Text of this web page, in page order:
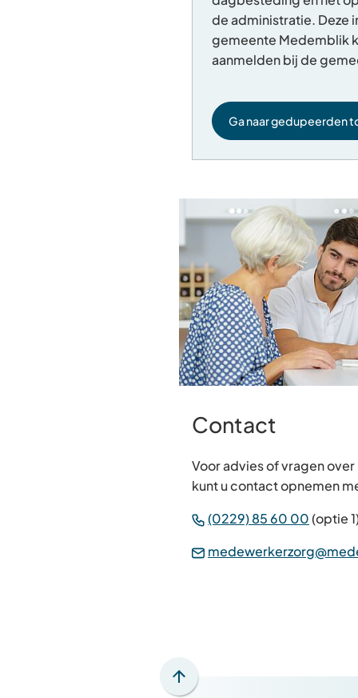
de administratie. Deze
gemeente Medemblik
aanmelden bij de
Ga naar gedupeerden
Contact
Voor advies of vragen
kunt u contact opnemen
(0229) 85 60 00
een
(optie
Scroll